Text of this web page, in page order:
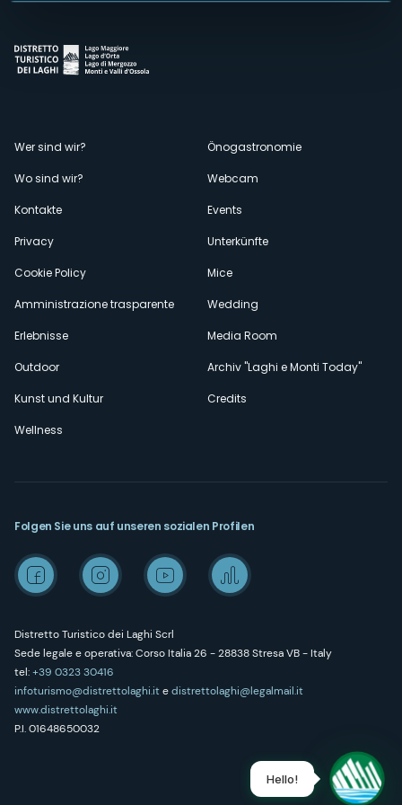
Menù
secondario
Wer sind wir?
Wo sind wir?
Kontakte
Privacy
Cookie Policy
Amministrazione trasparente
Erlebnisse
Outdoor
Kunst und Kultur
Wellness
Önogastronomie
Webcam
Events
Unterkünfte
Mice
Wedding
Media Room
Archiv "Laghi e Monti Today"
Credits
Distretto Turistico dei Laghi Scrl
Sede legale e operativa: Corso Italia 26 - 28838 Stresa VB - Italy
tel:+39 0323 30416
infoturismo@distrettolaghi.itedistrettolaghi@legalmail.it
www.distrettolaghi.it
P.I. 01648650032
Folgen Sie uns auf unseren sozialen Profilen